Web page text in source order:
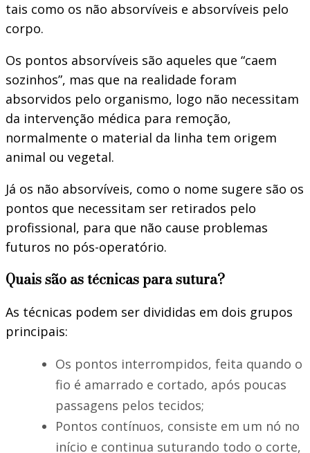
tais como os não absorvíveis e absorvíveis pelo
corpo.
Os pontos absorvíveis são aqueles que “caem
sozinhos”, mas que na realidade foram
absorvidos pelo organismo, logo não necessitam
da intervenção médica para remoção,
normalmente o material da linha tem origem
animal ou vegetal.
Já os não absorvíveis, como o nome sugere são os
pontos que necessitam ser retirados pelo
profissional, para que não cause problemas
futuros no pós-operatório.
Quais são as técnicas para sutura?
As técnicas podem ser divididas em dois grupos
principais:
Os pontos interrompidos, feita quando o
fio é amarrado e cortado, após poucas
passagens pelos tecidos;
Pontos contínuos, consiste em um nó no
início e continua suturando todo o corte,